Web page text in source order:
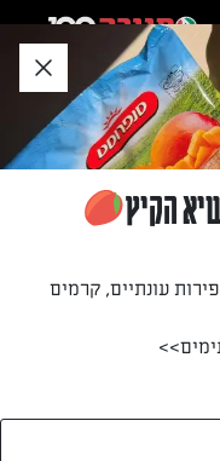
הקיץ
עונתיים, קרמים